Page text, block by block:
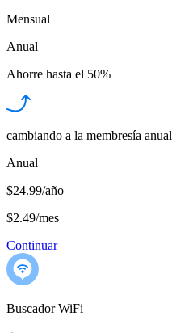
Mensual
Anual
Ahorre hasta el 50%
cambiando a la membresía anual
Anual
$24.99/año
$2.49/mes
Continuar
Buscador WiFi